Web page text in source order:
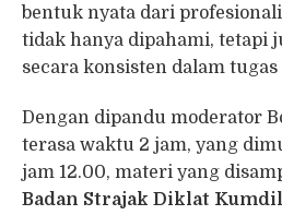
bentuk nyata dari
tidak hanya dipahami, tetapi
secara konsisten dalam
Dengan dipandu moderator
terasa waktu 2 jam, yang
jam 12.00, materi yang
Badan Strajak Diklat